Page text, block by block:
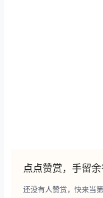
点点赞赏，手留
还没有人赞赏，快来当